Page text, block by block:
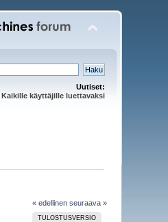
Uutiset:
Kaikille käyttäjille luettavaksi
« edellinen seuraava »
TULOSTUSVERSIO